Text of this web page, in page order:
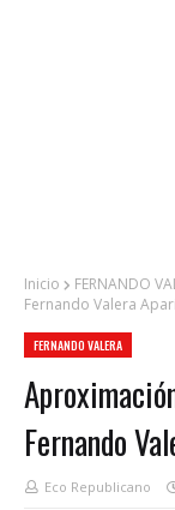
Inicio FERNANDO
Fernando Valera
FERNANDO VALERA
Fernando
Eco Republicano